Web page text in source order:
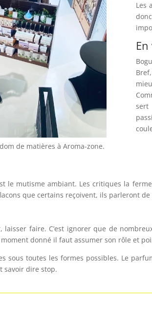
de matières à Aroma-zone.
Les
sert
le mutisme ambiant. Les critiques la
que certains reçoivent, ils parleront
laisser faire. C’est ignorer que de
donné il faut assumer son rôle et
sous toutes les formes possibles. Le
savoir dire stop.